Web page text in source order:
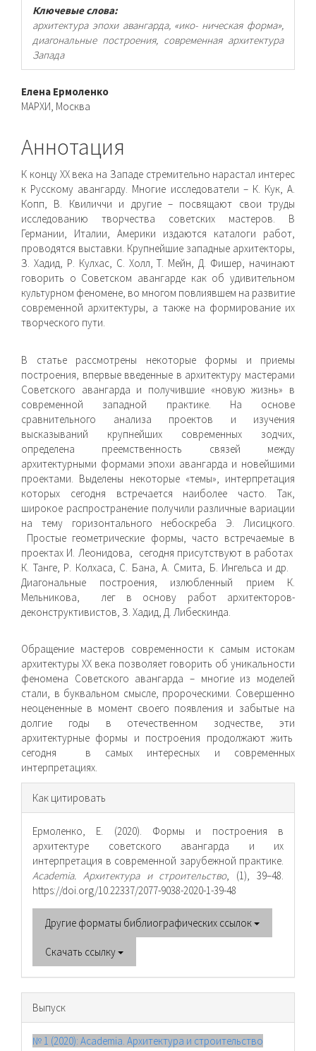
Ключевые слова:
архитектура эпохи авангарда, «ико- ническая форма»,
диагональные построения, современная архитектура
Запада
Основное
содержимое
статьи
Елена Ермоленко
МАРХИ, Москва
Аннотация
К концу ХХ века на Западе стремительно нарастал интерес
к Русскому авангарду. Многие исследователи – К. Кук, А.
Копп, В. Квиличчи и другие – посвящают свои труды
исследованию творчества советских мастеров. В
Германии, Италии, Америки издаются каталоги работ,
проводятся выставки. Крупнейшие западные архитекторы,
З. Хадид, Р. Кулхас, С. Холл, Т. Мейн, Д. Фишер, начинают
говорить о Советском авангарде как об удивительном
культурном феномене, во многом повлиявшем на развитие
современной архитектуры, а также на формирование их
творческого пути.
В статье рассмотрены некоторые формы и приемы
построения, впервые введенные в архитектуру мастерами
Советского авангарда и получившие «новую жизнь» в
современной западной практике. На основе
сравнительного анализа проектов и изучения
высказываний крупнейших современных зодчих,
определена преемственность связей между
архитектурными формами эпохи авангарда и новейшими
проектами. Выделены некоторые «темы», интерпретация
которых сегодня встречается наиболее часто. Так,
широкое распространение получили различные вариации
на тему горизонтального небоскреба Э. Лисицкого.
Простые геометрические формы, часто встречаемые в
проектах И. Леонидова, сегодня присутствуют в работах
К. Танге, Р. Колхаса, С. Бана, А. Смита, Б. Ингельса и др.
Диагональные построения, излюбленный прием К.
Мельникова, лег в основу работ архитекторов-
деконструктивистов, З. Хадид, Д. Либескинда.
Обращение мастеров современности к самым истокам
архитектуры ХХ века позволяет говорить об уникальности
феномена Советского авангарда – многие из моделей
стали, в буквальном смысле, пророческими. Совершенно
неоцененные в момент своего появления и забытые на
долгие годы в отечественном зодчестве, эти
архитектурные формы и построения продолжают жить
сегодня в самых интересных и современных
интерпретациях.
Информация
о статье
Как цитировать
Ермоленко, Е. (2020). Формы и построения в
архитектуре советского авангарда и их
интерпретация в современной зарубежной практике.
Academia. Архитектура и строительство, (1), 39–48.
https://doi.org/10.22337/2077-9038-2020-1-39-48
Другие форматы библиографических ссылок
Скачать ссылку
Выпуск
№ 1 (2020): Academia. Архитектура и строительство